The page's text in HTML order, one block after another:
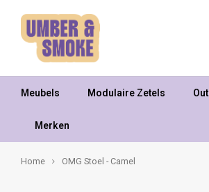
Meubels Modulaire Zetels
Merken
Home OMG Stoel - Camel